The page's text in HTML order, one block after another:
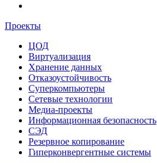
Проекты
ЦОД
Виртуализация
Хранение данных
Отказоустойчивость
Суперкомпьютеры
Сетевые технологии
Медиа-проекты
Информационная безопасность
СЭД
Резервное копирование
Гиперконвергентные системы